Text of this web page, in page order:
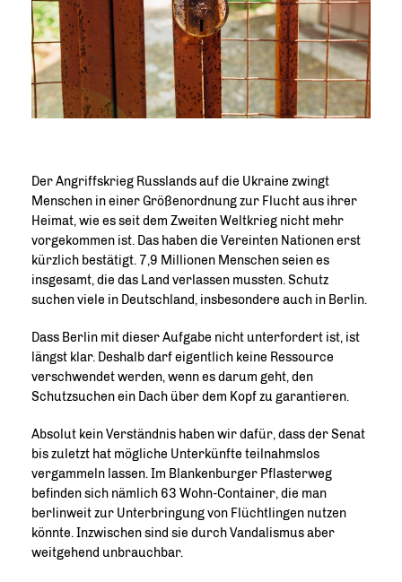
Der Angriffskrieg Russlands auf die Ukraine zwingt
Menschen in einer Größenordnung zur Flucht aus ihrer
Heimat, wie es seit dem Zweiten Weltkrieg nicht mehr
vorgekommen ist. Das haben die Vereinten Nationen erst
kürzlich bestätigt. 7,9 Millionen Menschen seien es
insgesamt, die das Land verlassen mussten. Schutz
suchen viele in Deutschland, insbesondere auch in Berlin.
Dass Berlin mit dieser Aufgabe nicht unterfordert ist, ist
längst klar. Deshalb darf eigentlich keine Ressource
verschwendet werden, wenn es darum geht, den
Schutzsuchen ein Dach über dem Kopf zu garantieren.
Absolut kein Verständnis haben wir dafür, dass der Senat
bis zuletzt hat mögliche Unterkünfte teilnahmslos
vergammeln lassen. Im Blankenburger Pflasterweg
befinden sich nämlich 63 Wohn-Container, die man
berlinweit zur Unterbringung von Flüchtlingen nutzen
könnte. Inzwischen sind sie durch Vandalismus aber
weitgehend unbrauchbar.